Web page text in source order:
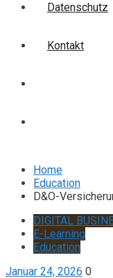
Datenschutz
Kontakt
Home
Education
D&O-
DIGITAL
E-Learning
Education
Januar 24, 2026 0